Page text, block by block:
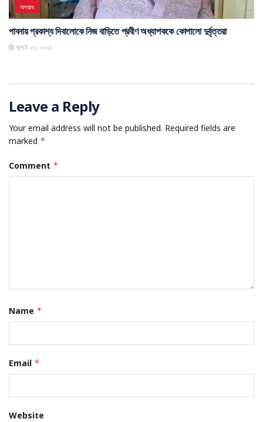
অপরাধ
পাবনায় প্রকাশ্য দিবালোকে নিজ বাড়িতে প্রবীণ অধ্যাপককে কোপালো দুর্বৃত্তরা
জুলাই ২৮, ২০২৫
Leave a Reply
Your email address will not be published. Required fields are
marked *
Comment *
Name *
Email *
Website